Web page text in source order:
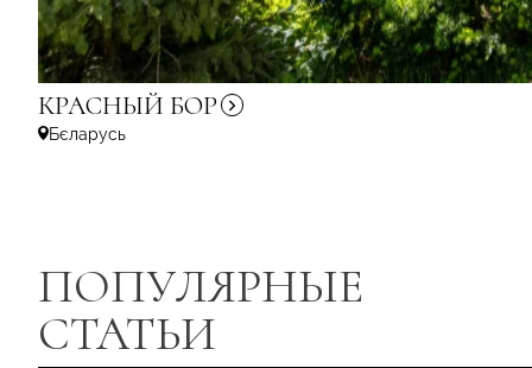
КРАСНЫЙ БОР
Бєларусь
ПОПУЛЯРНЫЕ
СТАТЬИ